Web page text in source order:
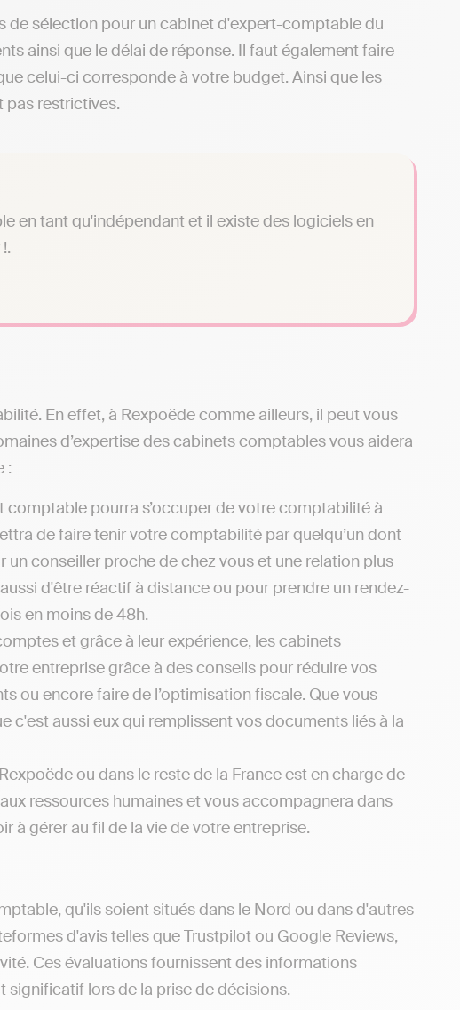
de sélection pour un cabinet d'expert-comptable du
ainsi que le délai de réponse. Il faut également faire
celui-ci corresponde à votre budget. Ainsi que les
pas restrictives.
en tant qu'indépendant et il existe des logiciels en
En effet, à Rexpoëde comme ailleurs, il peut vous
d’expertise des cabinets comptables vous aidera
:
comptable pourra s’occuper de votre comptabilité à
de faire tenir votre comptabilité par quelqu’un dont
un conseiller proche de chez vous et une relation plus
d'être réactif à distance ou pour prendre un rendez-
en moins de 48h.
et grâce à leur expérience, les cabinets
entreprise grâce à des conseils pour réduire vos
ou encore faire de l’optimisation fiscale. Que vous
c'est aussi eux qui remplissent vos documents liés à la
ou dans le reste de la France est en charge de
ressources humaines et vous accompagnera dans
à gérer au fil de la vie de votre entreprise.
qu'ils soient situés dans le Nord ou dans d'autres
d'avis telles que Trustpilot ou Google Reviews,
Ces évaluations fournissent des informations
significatif lors de la prise de décisions.